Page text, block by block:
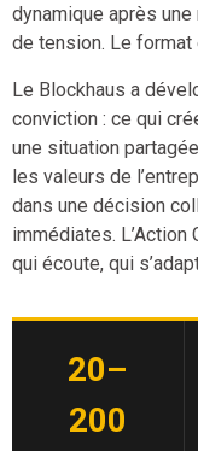
dynamique après
de tension. Le
Le Blockhaus a
conviction : ce qui
une situation
les valeurs de
dans une décision
immédiates.
qui écoute, qui
20–
200